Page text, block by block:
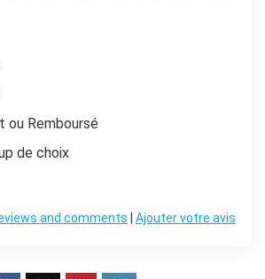
ou Remboursé
de choix
Ajouter votre avis
and comments